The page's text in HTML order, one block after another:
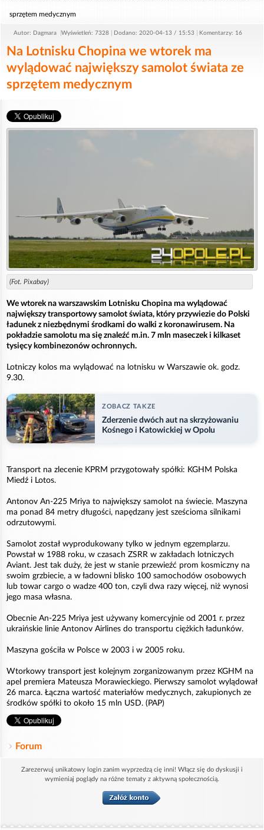
sprzętem medycznym
Autor: Dagmara Wyświetleń: 7328 Dodano: 2020-04-13 / 15:53 Komentarzy: 16
Na Lotnisku Chopina we wtorek ma
wylądować największy samolot świata ze
sprzętem medycznym
(Fot. Pixabay)
We wtorek na warszawskim Lotnisku Chopina ma wylądować
największy transportowy samolot świata, który przywiezie do Polski
ładunek z niezbędnymi środkami do walki z koronawirusem. Na
pokładzie samolotu ma się znaleźć m.in. 7 mln maseczek i kilkaset
tysięcy kombinezonów ochronnych.
Lotniczy kolos ma wylądować na lotnisku w Warszawie ok. godz.
9.30.
ZOBACZ TAKZE
Zderzenie dwóch aut na skrzyżowaniu
Kośnego i Katowickiej w Opolu
Transport na zlecenie KPRM przygotowały spółki: KGHM Polska
Miedź i Lotos.
Antonov An-225 Mriya to największy samolot na świecie. Maszyna
ma ponad 84 metry długości, napędzany jest sześcioma silnikami
odrzutowymi.
Samolot został wyprodukowany tylko w jednym egzemplarzu.
Powstał w 1988 roku, w czasach ZSRR w zakładach lotniczych
Aviant. Jest tak duży, że jest w stanie przewieźć prom kosmiczny na
swoim grzbiecie, a w ładowni blisko 100 samochodów osobowych
lub towar cargo o wadze 400 ton, czyli dwa razy więcej, niż wynosi
jego masa własna.
Obecnie An-225 Mriya jest używany komercyjnie od 2001 r. przez
ukraińskie linie Antonov Airlines do transportu ciężkich ładunków.
Maszyna gościła w Polsce w 2003 i w 2005 roku.
Wtorkowy transport jest kolejnym zorganizowanym przez KGHM na
apel premiera Mateusza Morawieckiego. Pierwszy samolot wylądował
26 marca. Łączna wartość materiałów medycznych, zakupionych ze
środków spółki to około 15 mln USD. (PAP)
Forum
Zarezerwuj unikatowy login zanim wyprzedzą cię inni! Włącz się do dyskusji i
wymieniaj poglądy na różne tematy z aktywną społecznością.